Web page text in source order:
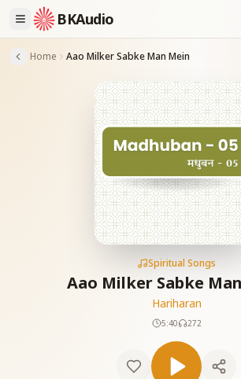
BKAudio
Home Aao Milker Sabke Man Mein
Spiritual Songs
Aao Milker Sabke
Hariharan
5:40 272